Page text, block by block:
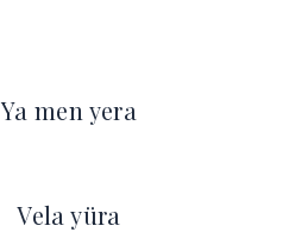
Ya men yera
Vela yüra